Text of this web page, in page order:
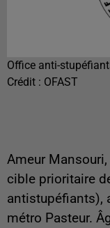
Office anti-
Crédit : OFAST
Ameur
cible prioritaire
antistupéfiants),
métro Pasteur.